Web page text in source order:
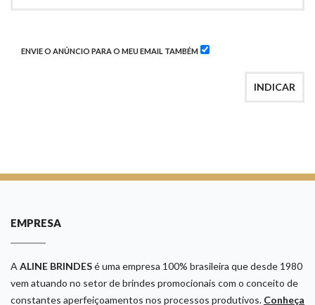
ENVIE O ANÚNCIO PARA O MEU EMAIL TAMBÉM
INDICAR
EMPRESA
A ALINE BRINDESé uma empresa 100% brasileira que desde 1980
vem atuando no setor de brindes promocionais com o conceito de
constantes aperfeiçoamentos nos processos produtivos. Conheça